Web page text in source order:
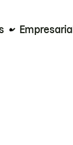
Empresarial